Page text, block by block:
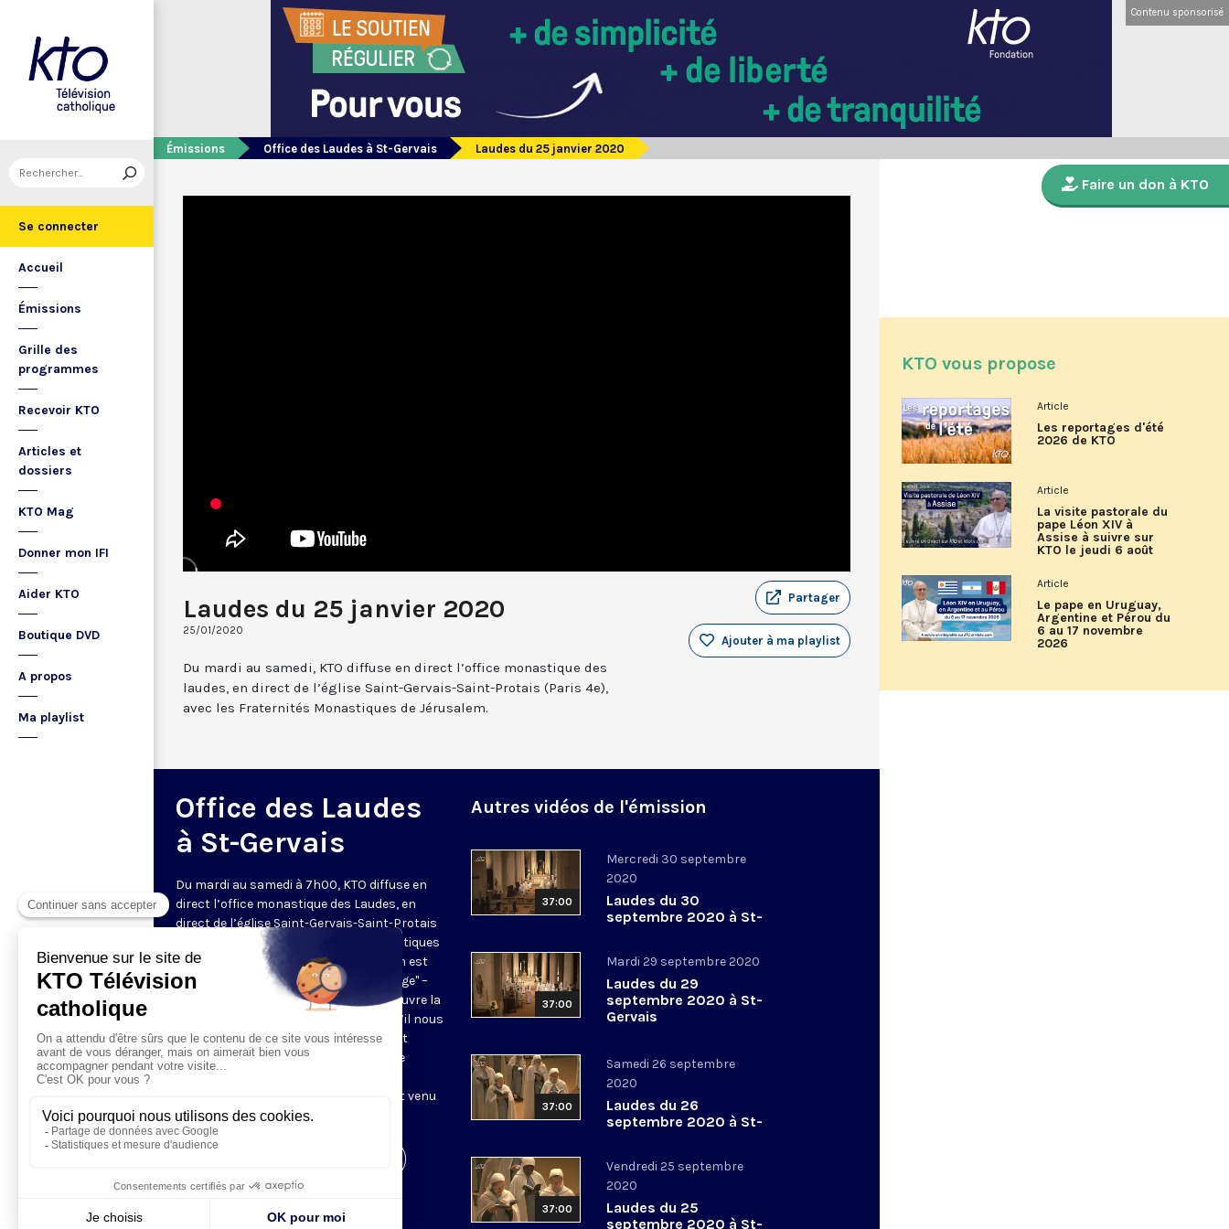
Se connecter
Accueil
Émissions
Grille des
programmes
Recevoir KTO
Articles et
dossiers
KTO Mag
Donner mon IFI
Aider KTO
Boutique DVD
A propos
Ma playlist
Contenu sponsorisé
Émissions Office des Laudes à St-Gervais Laudes du 25 janvier 2020
Laudes du 25 janvier 2020
25/01/2020
Partager
Ajouter à ma playlist
Du mardi au samedi, KTO diffuse en direct l’office monastique des
laudes, en direct de l’église Saint-Gervais-Saint-Protais (Paris 4e),
avec les Fraternités Monastiques de Jérusalem.
Office des Laudes
à St-Gervais
Du mardi au samedi à 7h00, KTO diffuse en
direct l’office monastique des Laudes, en
direct de l’église Saint-Gervais-Saint-Protais
(Paris IVe), avec les Fraternités Monastiques
de Jérusalem. Les Laudes – dont le nom est
dérivé du terme latin qui signifie "louange" –
sont d’abord la prière de louange qui ouvre la
journée pour remercier Dieu du don qu’il nous
fait de ce jour nouveau, et le placer tout
entier sous son regard. Mais son heure
Résurrection du Seigneur, "soleil levant venu
nous visiter" (Lc 1,28).
Autres vidéos de l'émission
37:00
Mercredi 30 septembre
2020
Laudes du 30
septembre 2020 à St-
37:00
Mardi 29 septembre 2020
Laudes du 29
septembre 2020 à St-
Gervais
37:00
Samedi 26 septembre
2020
Laudes du 26
septembre 2020 à St-
37:00
Vendredi 25 septembre
2020
Laudes du 25
septembre 2020 à St-
Faire un don à KTO
KTO vous propose
Article
Les reportages d'été
2026 de KTO
Article
La visite pastorale du
pape Léon XIV à
Assise à suivre sur
KTO le jeudi 6 août
Article
Le pape en Uruguay,
Argentine et Pérou du
6 au 17 novembre
2026